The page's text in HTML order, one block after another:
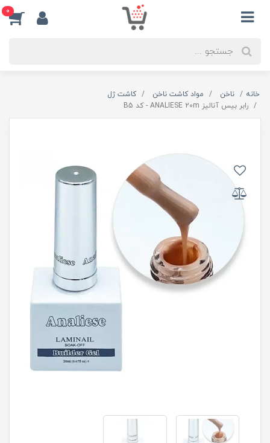
0
خانه ناخن مواد کاشت ناخن
کاشت ژل
رابر بیس آنالیز ANALIESE 20m - کد B5